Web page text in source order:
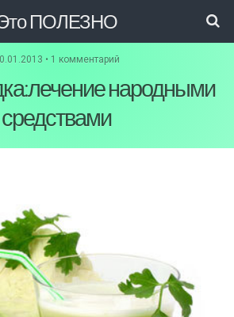
ПОЛЕЗНО
• 1 комментарий
народными
средствами